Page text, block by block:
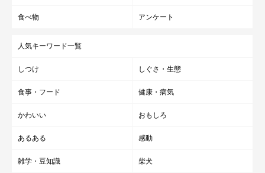
食べ物 アンケート
人気キーワード一覧
しつけ しぐさ・生態
食事・フード 健康・病気
かわいい おもしろ
あるある 感動
雑学・豆知識 柴犬